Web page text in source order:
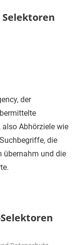
der
also Abhör­ziele wie
die
übernahm und die